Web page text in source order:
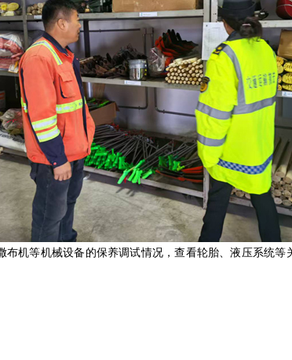
等机械设备的保养调试情况，查看轮胎、液压系统等